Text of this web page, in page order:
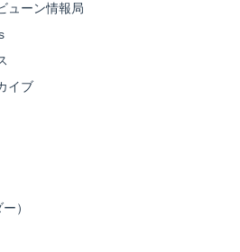
ューン情報局
イブ
）